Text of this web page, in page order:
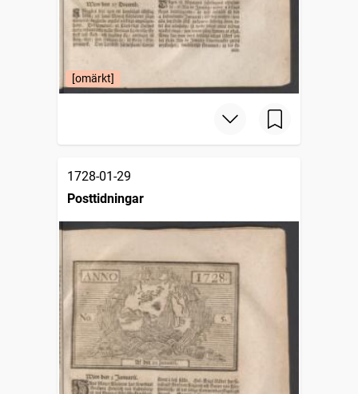
[omärkt]
1728-01-29
Posttidningar